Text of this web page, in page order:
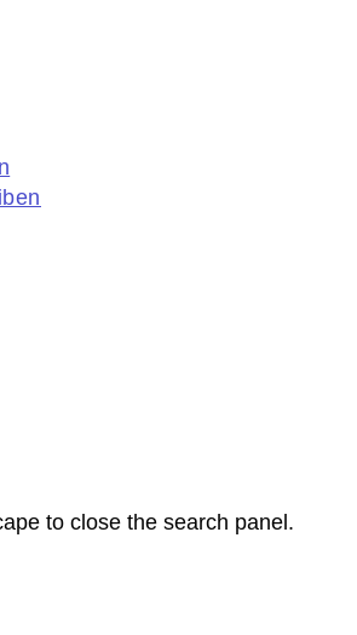
to close the search panel.